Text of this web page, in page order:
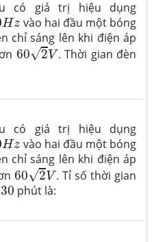
có giá trị hiệu dụng
Hz
z
vào hai đầu một bóng
chỉ sáng lên khi điện áp
60√2V
602V
. Thời gian đèn
có giá trị hiệu dụng
Hz
z
vào hai đầu một bóng
chỉ sáng lên khi điện áp
60√2V
602V
. Tỉ số thời gian
30
30 phút là: